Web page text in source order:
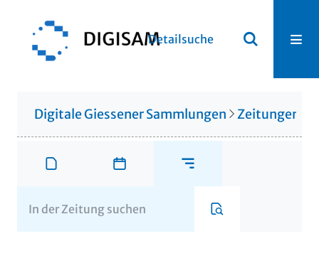
Detailsuche
Digitale Giessener Sammlungen Zeitungen